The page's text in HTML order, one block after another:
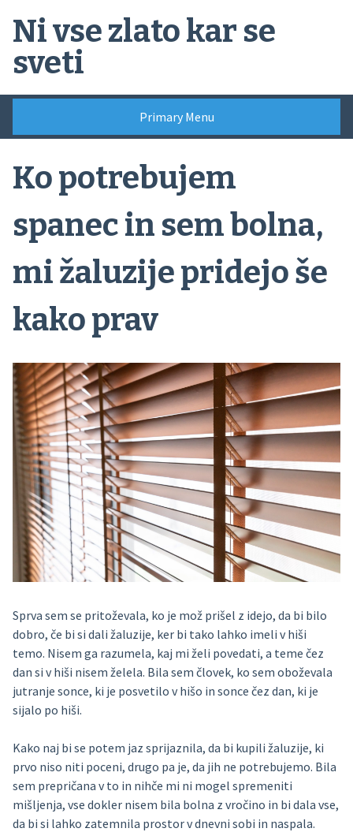
content
Ni vse zlato kar se
sveti
Primary Menu
Ko potrebujem
spanec in sem bolna,
mi žaluzije pridejo še
kako prav
Sprva sem se pritoževala, ko je mož prišel z idejo, da bi bilo
dobro, če bi si dali žaluzije, ker bi tako lahko imeli v hiši
temo. Nisem ga razumela, kaj mi želi povedati, a teme čez
dan si v hiši nisem želela. Bila sem človek, ko sem oboževala
jutranje sonce, ki je posvetilo v hišo in sonce čez dan, ki je
sijalo po hiši.
Kako naj bi se potem jaz sprijaznila, da bi kupili žaluzije, ki
prvo niso niti poceni, drugo pa je, da jih ne potrebujemo. Bila
sem prepričana v to in nihče mi ni mogel spremeniti
mišljenja, vse dokler nisem bila bolna z vročino in bi dala vse,
da bi si lahko zatemnila prostor v dnevni sobi in naspala.